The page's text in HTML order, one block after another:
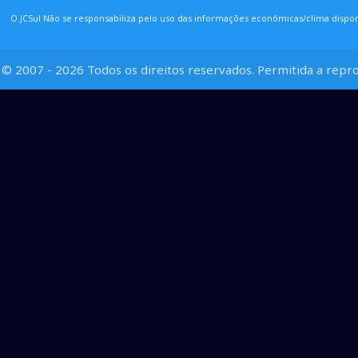
O JCSul Não se responsabiliza pelo uso das informações econômicas/clima
© 2007 - 2026 Todos os direitos reservados. Permitida a